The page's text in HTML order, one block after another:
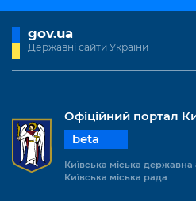
gov.ua
Державні сайти України
Офіційний портал
beta
Київська міська державна
Київська міська рада